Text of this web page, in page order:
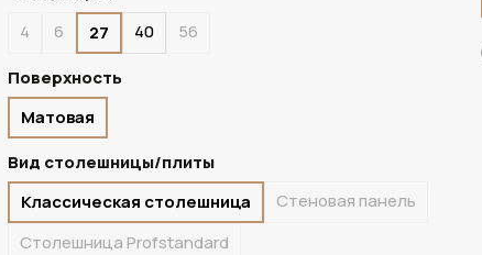
4
6 27 40
56
Поверхность
Матовая
Вид столешницы/плиты
Классическая столешница
Стеновая панель
Столешница Profstandard